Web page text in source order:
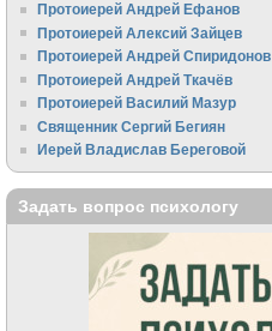
Протоиерей Андрей Ефанов
Протоиерей Алексий Зайцев
Протоиерей Андрей Спиридонов
Протоиерей Андрей Ткачёв
Протоиерей Василий Мазур
Священник Сергий Бегиян
Иерей Владислав Береговой
Задать вопрос психологу